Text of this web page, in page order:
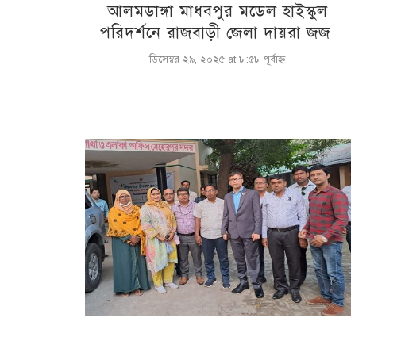
আলমডাঙ্গা মাধবপুর মডেল হাইস্কুল
পরিদর্শনে রাজবাড়ী জেলা দায়রা জজ
ডিসেম্বর ২৯, ২০২৫ at ৮:৫৮ পূর্বাহ্ণ